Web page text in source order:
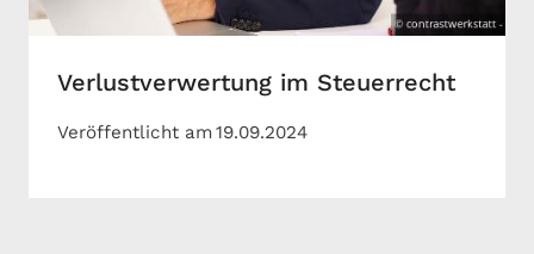
Verlustverwertung im Steuerrecht
Veröffentlicht am19.09.2024